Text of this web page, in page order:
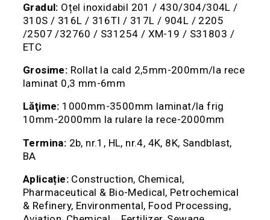
Gradul: Oțel inoxidabil 201 / 430/304/304L /
310S / 316L / 316TI / 317L / 904L / 2205
/2507 /32760 / S31254 / XM-19 / S31803 /
ETC
Grosime: Rollat ​​la cald 2,5mm-200mm/la rece
laminat 0,3 mm-6mm
Lăţime: 1000mm-3500mm laminat/la frig
10mm-2000mm la rulare la rece-2000mm
Termina: 2b, nr.1, HL, nr.4, 4K, 8K, Sandblast,
BA
Aplicație: Construction, Chemical,
Pharmaceutical & Bio-Medical, Petrochemical
& Refinery, Environmental, Food Processing,